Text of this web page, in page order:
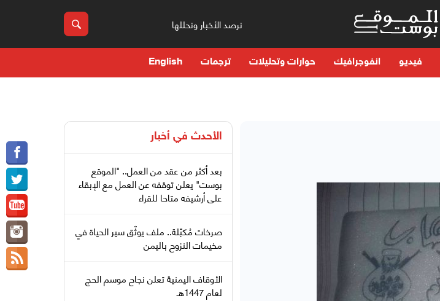
نرصد الأخبار ونحللها
فيديو انفوجرافيك حوارات وتحليلات ترجمات English
الأحدث في أخبار
بعد أكثر من عقد من العمل.. "الموقع
بوست" يعلن توقفه عن العمل مع الإبقاء
على أرشيفه متاحا للقراء
صرخات مُكبّلة.. ملف يوثّق سير الحياة في
مخيمات النزوح باليمن
الأوقاف اليمنية تعلن نجاح موسم الحج
لعام 1447هـ